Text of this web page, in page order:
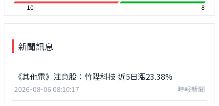
10
8
新聞訊息
《其他電》注意股：竹陞科技 近5日漲23.38%
2026-08-06 08:10:17 時報新聞